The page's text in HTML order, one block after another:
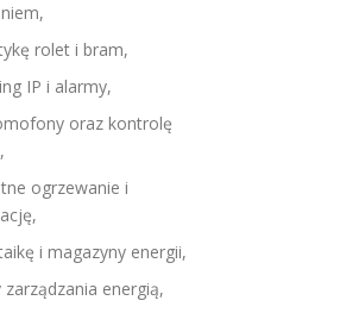
rolet i bram,
IP i alarmy,
oraz kontrolę
ogrzewanie i
i magazyny energii,
zarządzania energią,